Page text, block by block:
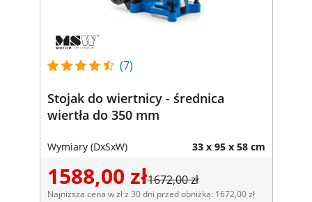
(7)
Stojak do wiertnicy - średnica
wiertła do 350 mm
Wymiary (DxSxW) 33 x 95 x 58 cm
1588,00 zł1672,00 zł
Najniższa cena w zł z 30 dni przed obniżką: 1672,00 zł